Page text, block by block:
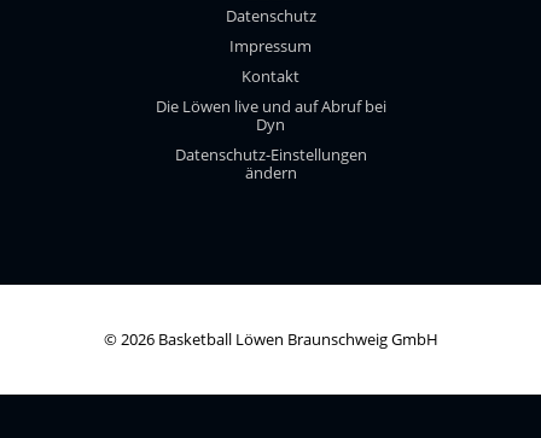
Datenschutz
Impressum
Kontakt
Die Löwen live und auf Abruf bei
Dyn
Datenschutz-Einstellungen
ändern
© 2026 Basketball Löwen Braunschweig GmbH